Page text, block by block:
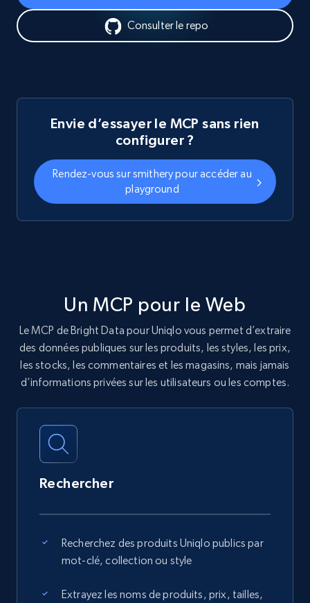
Consulter le repo
Envie d’essayer le MCP sans rien
configurer ?
Rendez-vous sur smithery pour accéder au
playground
Un MCP pour le Web
Le MCP de Bright Data pour Uniqlo vous permet d’extraire
des données publiques sur les produits, les styles, les prix,
les stocks, les commentaires et les magasins, mais jamais
d’informations privées sur les utilisateurs ou les comptes.
Rechercher
Recherchez des produits Uniqlo publics par
mot-clé, collection ou style
Extrayez les noms de produits, prix, tailles,